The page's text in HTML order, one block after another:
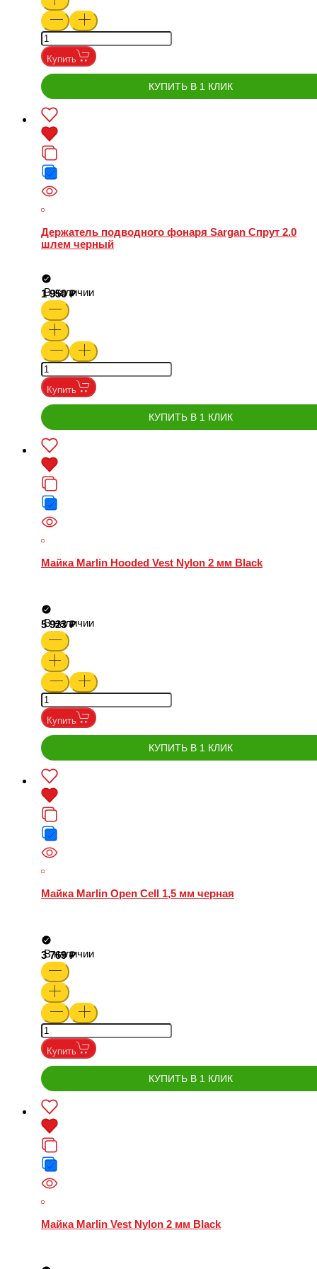
Купить
КУПИТЬ В 1 КЛИК
Держатель подводного фонаря Sargan Спрут 2.0
шлем черный
В наличии
1 950
Купить
КУПИТЬ В 1 КЛИК
Майка Marlin Hooded Vest Nylon 2 мм Black
В наличии
5 923
Купить
КУПИТЬ В 1 КЛИК
Майка Marlin Open Cell 1,5 мм черная
В наличии
3 769
Купить
КУПИТЬ В 1 КЛИК
Майка Marlin Vest Nylon 2 мм Black